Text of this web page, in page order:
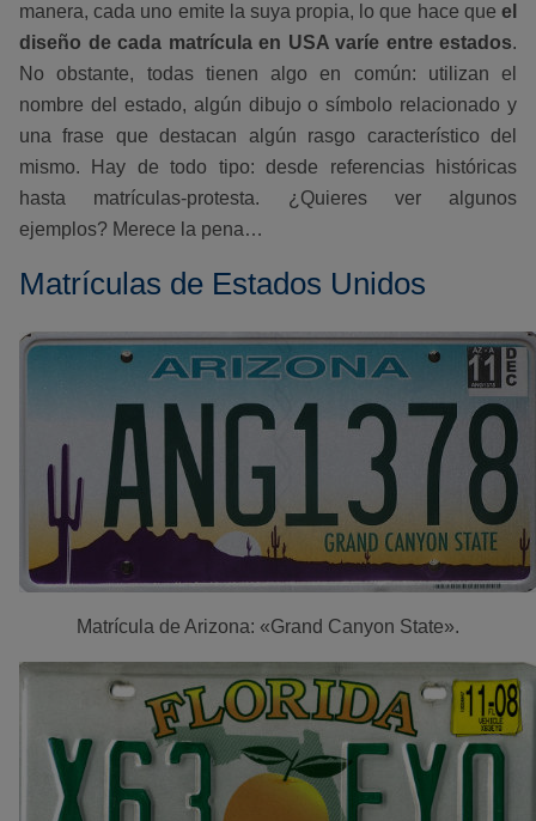
manera, cada uno emite la suya propia, lo que hace que el
diseño de cada matrícula en USA varíe entre estados.
No obstante, todas tienen algo en común: utilizan el
nombre del estado, algún dibujo o símbolo relacionado y
una frase que destacan algún rasgo característico del
mismo. Hay de todo tipo: desde referencias históricas
hasta matrículas-protesta. ¿Quieres ver algunos
ejemplos? Merece la pena…
Matrículas de Estados Unidos
Matrícula de Arizona: «Grand Canyon State».